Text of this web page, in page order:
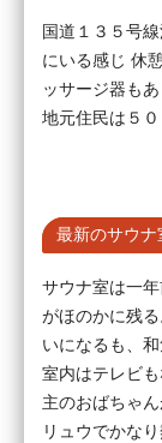
国道１３５号
にいる感じ 休
ッサージ器も
地元住民は５０
最新のサウナ
サウナ室は一
がほのかに残
いになるも、
室内はテレビ
主のおばちゃ
リュウでかなり